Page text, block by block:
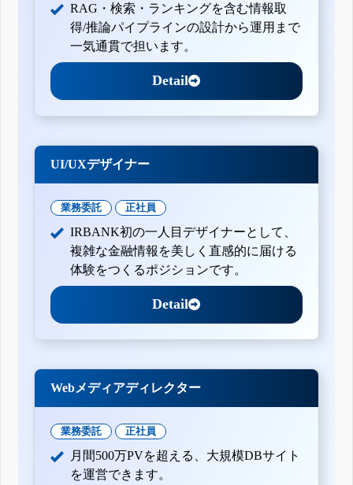
RAG・検索・ランキングを含む情報取
得/推論パイプラインの設計から運用まで
一気通貫で担います。
Detail
UI/UXデザイナー
業務委託 正社員
IRBANK初の一人目デザイナーとして、
複雑な金融情報を美しく直感的に届ける
体験をつくるポジションです。
Detail
Webメディアディレクター
業務委託 正社員
月間500万PVを超える、大規模DBサイト
を運営できます。